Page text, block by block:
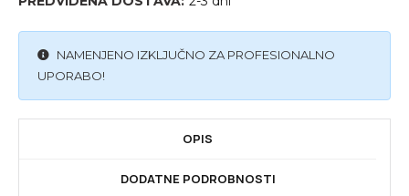
NAMENJENO IZKLJUČNO ZA PROFESIONALNO
UPORABO!
OPIS
DODATNE PODROBNOSTI